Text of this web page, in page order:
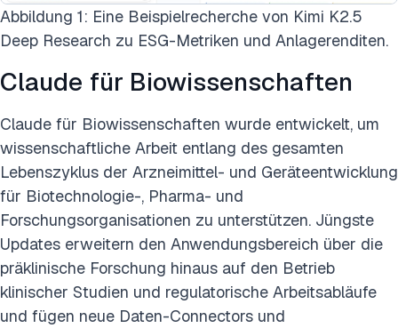
Abbildung 1: Eine Beispielrecherche von Kimi K2.5
Deep Research zu ESG-Metriken und Anlagerenditen.
Claude für Biowissenschaften
Claude für Biowissenschaften wurde entwickelt, um
wissenschaftliche Arbeit entlang des gesamten
Lebenszyklus der Arzneimittel- und Geräteentwicklung
für Biotechnologie-, Pharma- und
Forschungsorganisationen zu unterstützen. Jüngste
Updates erweitern den Anwendungsbereich über die
präklinische Forschung hinaus auf den Betrieb
klinischer Studien und regulatorische Arbeitsabläufe
und fügen neue Daten-Connectors und